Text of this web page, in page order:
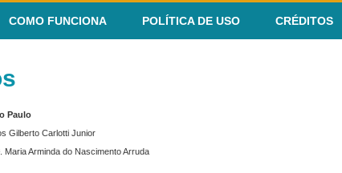
COMO FUNCIONA POLÍTICA DE USO CRÉDITOS
Paulo
Gilberto Carlotti Junior
Maria Arminda do Nascimento Arruda